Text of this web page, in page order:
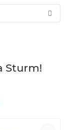
Sturm!